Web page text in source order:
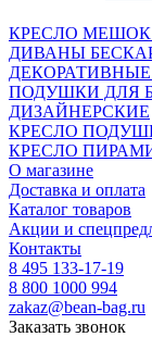
КРЕСЛО
ДИВАНЫ
ПОДУШКИ ДЛЯ
ДИЗАЙНЕРСКИЕ
КРЕСЛО
КРЕСЛО
О магазине
Доставка и оплата
Каталог товаров
Акции и
Контакты
8 495 133-17-19
8 800 1000 994
zakaz@bean-bag.ru
Заказать звонок